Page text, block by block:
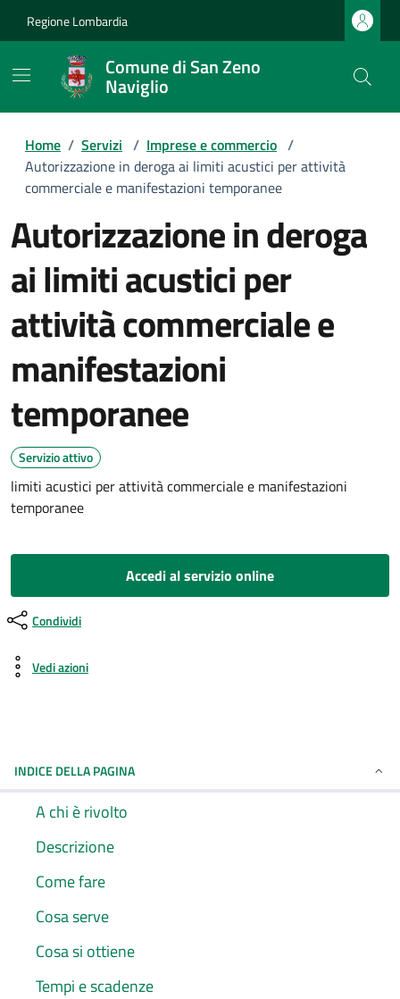
Regione Lombardia
Comune di San Zeno
Naviglio
Home / Servizi / Imprese e commercio /
Autorizzazione in deroga ai limiti acustici per attività
commerciale e manifestazioni temporanee
Autorizzazione in deroga
ai limiti acustici per
attività commerciale e
manifestazioni
temporanee
Servizio attivo
limiti acustici per attività commerciale e manifestazioni
temporanee
Accedi al servizio online
Condividi
Vedi azioni
INDICE DELLA PAGINA
A chi è rivolto
Descrizione
Come fare
Cosa serve
Cosa si ottiene
Tempi e scadenze